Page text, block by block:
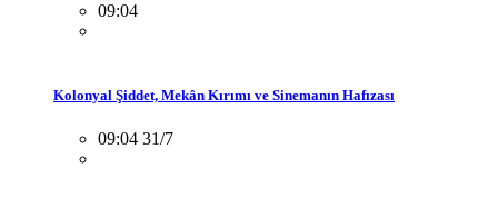
09:04
Kolonyal Şiddet, Mekân Kırımı ve Sinemanın Hafızası
09:04 31/7